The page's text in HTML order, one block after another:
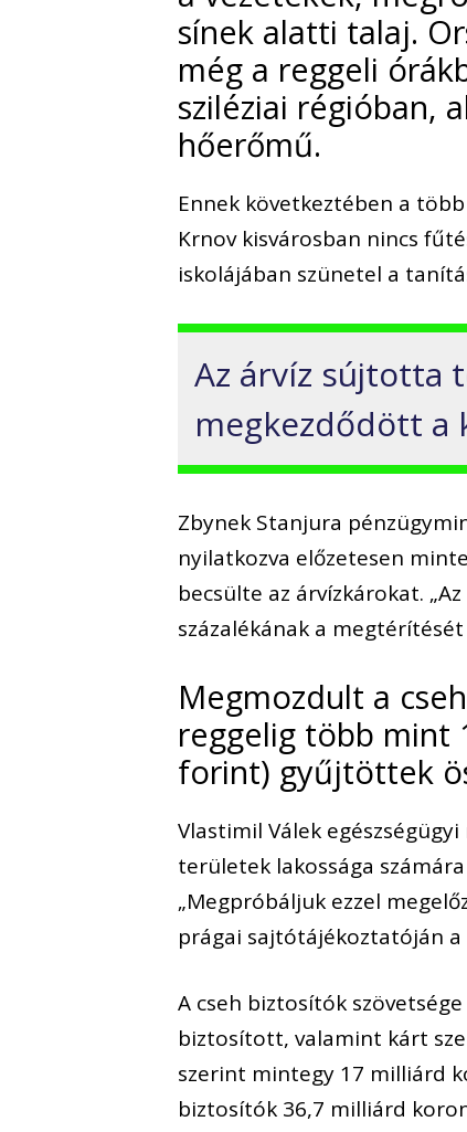
sínek alatti talaj.
még a reggeli
sziléziai régióban,
hőerőmű.
Ennek következtében a
Krnov kisvárosban nincs
iskolájában szünetel a
Az árvíz sújtotta
megkezdődött a
Zbynek Stanjura
nyilatkozva előzetesen
becsülte az árvízkárokat.
százalékának a
Megmozdult a
reggelig több mint
forint) gyűjtöttek
Vlastimil Válek
területek lakossága
„Megpróbáljuk ezzel
prágai sajtótájékoztatóján a
A cseh biztosítók
biztosított, valamint kárt
szerint mintegy 17 milliárd
biztosítók 36,7 milliárd